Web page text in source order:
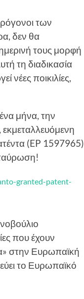
των
δεν θα
τους μορφή
τη διαδικασία
νέες ποικιλίες,
μήνα, την
(EP 1597965)
granted-patent-
που έχουν
στην Ευρωπαϊκή
το Ευρωπαϊκό